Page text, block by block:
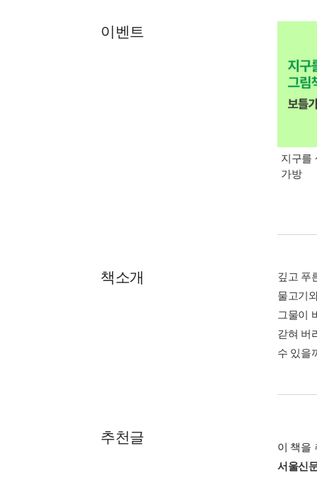
이벤트
지구를
가방
책소개
깊고 푸
물고기
그물이
갇혀 버
수 있을
추천글
이 책을
서울신